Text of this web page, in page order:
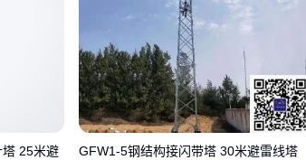
接影响雷电流泄放效率，土壤条件差的区域需
镀锌层厚度决定在化工区、沿海等腐蚀环境的
这类专业设计的产品，通常会在塔体结构上做加
加斜撑或采用锥形塔身来提升抗风抗震能力。
25米避
GFW1-5钢结构接闪带塔 30米避雷线塔